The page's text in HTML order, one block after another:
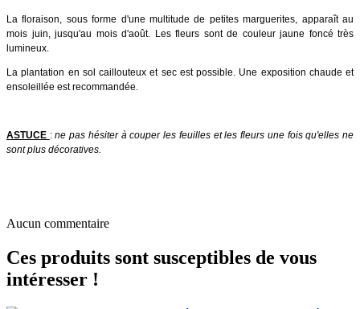
La floraison, sous forme d'une multitude de petites marguerites, apparaît au
mois juin, jusqu'au mois d'août. Les fleurs sont de couleur jaune foncé très
lumineux.
La plantation en sol caillouteux et sec est possible. Une exposition chaude et
ensoleillée est recommandée.
ASTUCE :ne pas hésiter à couper les feuilles et les fleurs une fois qu'elles ne
sont plus décoratives.
Aucun commentaire
Ces produits sont susceptibles de vous
intéresser !